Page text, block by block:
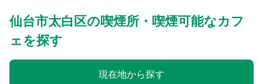
仙台市太白区の喫煙所・喫煙可能なカフ
ェを探す
現在地から探す